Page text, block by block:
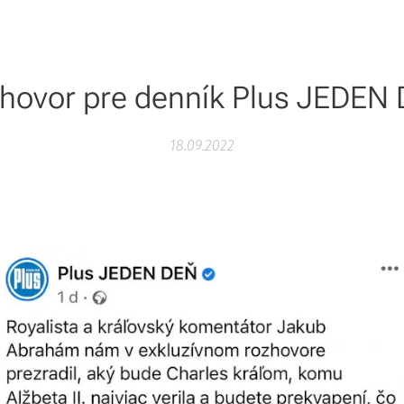
pre denník Plus JEDEN
18.09.2022